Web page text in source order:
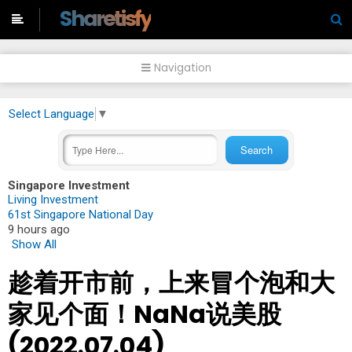
Sharetisfy
Navigation
Select Language ▼
Singapore Investment
Living Investment
61st Singapore National Day
9 hours ago
Show All
趁着开市前，上来冒个泡和大
家见个面！NaNa说美股